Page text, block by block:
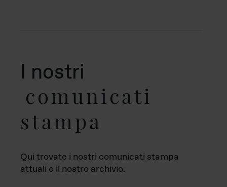
I nostri
comunicati
stampa
Qui trovate i nostri comunicati stampa
attuali e il nostro archivio.